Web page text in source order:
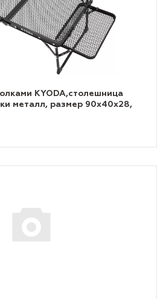
KYODA,столешница
металл, размер 90х40х28,